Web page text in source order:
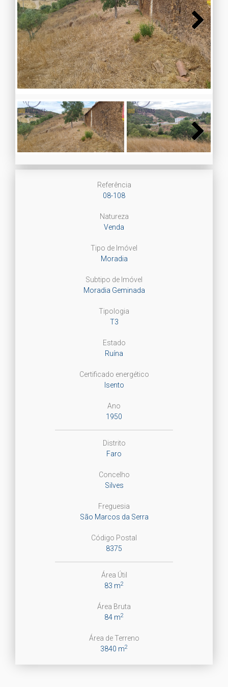
Next
Next
Referência
08-108
Natureza
Venda
Tipo de Imóvel
Moradia
Subtipo de Imóvel
Moradia Geminada
Tipologia
T3
Estado
Ruína
Certificado energético
Isento
Ano
1950
Distrito
Faro
Concelho
Silves
Freguesia
São Marcos da Serra
Código Postal
8375
Área Útil
83 m2
Área Bruta
84 m2
Área de Terreno
3840 m2